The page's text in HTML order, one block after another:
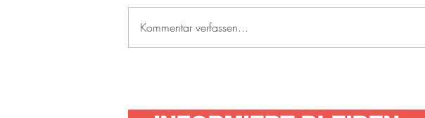
Kommentar verfassen...